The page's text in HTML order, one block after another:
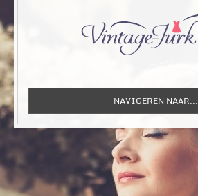
NAVIGEREN NAAR...